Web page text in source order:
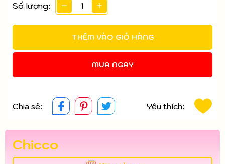
Số lượng:
THÊM VÀO GIỎ HÀNG
MUA NGAY
Mã giảm giá:
Điều kiện:
Chia sẻ: Yêu thích:
Chicco